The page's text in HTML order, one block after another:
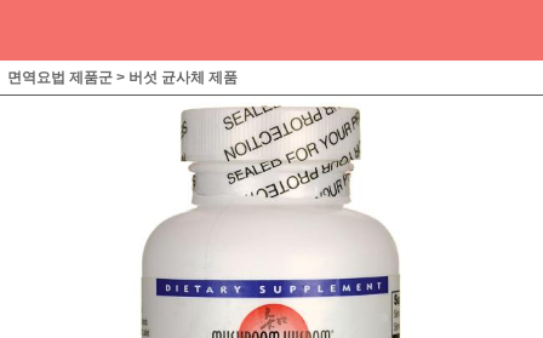
면역요법 제품군 > 버섯 균사체 제품